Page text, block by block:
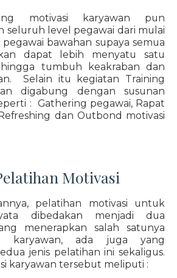
motivasi karyawan pun
seluruh level pegawai dari mulai
bawahan supaya semua
dapat lebih menyatu satu
tumbuh keakraban dan
Selain itu kegiatan Training
digabung dengan susunan
: Gathering pegawai, Rapat
dan Outbond motivasi
Motivasi
pelatihan motivasi untuk
dibedakan menjadi dua
menerapkan salah satunya
karyawan, ada juga yang
jenis pelatihan ini sekaligus.
karyawan tersebut meliputi :